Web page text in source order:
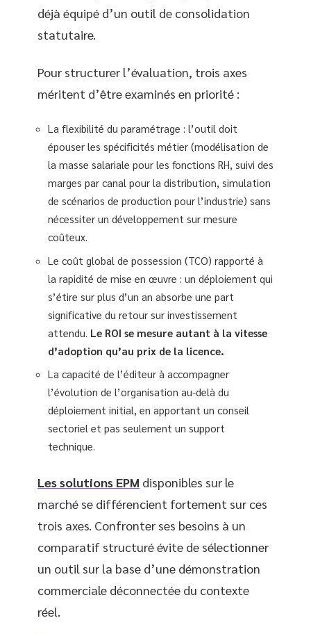
déjà équipé d’un outil de consolidation
statutaire.
Pour structurer l’évaluation, trois axes
méritent d’être examinés en priorité :
La flexibilité du paramétrage : l’outil doit
épouser les spécificités métier (modélisation de
la masse salariale pour les fonctions RH, suivi des
marges par canal pour la distribution, simulation
de scénarios de production pour l’industrie) sans
nécessiter un développement sur mesure
coûteux.
Le coût global de possession (TCO) rapporté à
la rapidité de mise en œuvre : un déploiement qui
s’étire sur plus d’un an absorbe une part
significative du retour sur investissement
attendu. Le ROI se mesure autant à la vitesse
d’adoption qu’au prix de la licence.
La capacité de l’éditeur à accompagner
l’évolution de l’organisation au-delà du
déploiement initial, en apportant un conseil
sectoriel et pas seulement un support
technique.
Les solutions EPM disponibles sur le
marché se différencient fortement sur ces
trois axes. Confronter ses besoins à un
comparatif structuré évite de sélectionner
un outil sur la base d’une démonstration
commerciale déconnectée du contexte
réel.